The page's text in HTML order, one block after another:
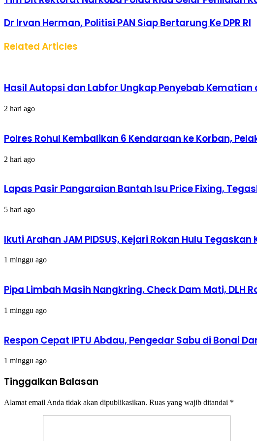
Dr Irvan Herman, Politisi PAN Siap Bertarung Ke DPR RI
Related Articles
Hasil Autopsi dan Labfor Ungkap Penyebab Kematian
2 hari ago
Polres Rohul Kembalikan 6 Kendaraan ke Korban,
2 hari ago
Lapas Pasir Pangaraian Bantah Isu Price Fixing,
5 hari ago
Ikuti Arahan JAM PIDSUS, Kejari Rokan Hulu
1 minggu ago
Pipa Limbah Masih Nangkring, Check Dam Mati, DLH
1 minggu ago
Respon Cepat IPTU Abdau, Pengedar Sabu di Bonai
1 minggu ago
Tinggalkan Balasan
Alamat email Anda tidak akan dipublikasikan. Ruas yang wajib ditandai *